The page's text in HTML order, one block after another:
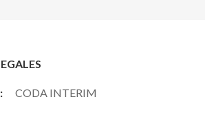
: CODA INTERIM